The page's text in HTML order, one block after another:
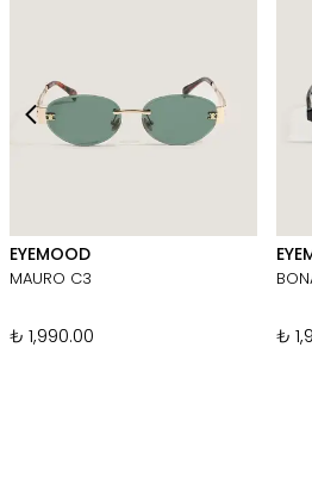
EYEMOOD
MAURO C3
₺ 1,990.00 ₺